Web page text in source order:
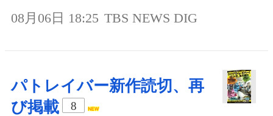
08月06日 18:25 TBS NEWS DIG
パトレイバー新作読切、再
び掲載
8